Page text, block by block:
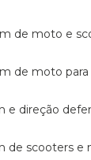
de moto e
de moto
e direção
de scooters